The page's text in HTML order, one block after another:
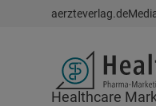
Schnellzugriff
aerzteverlag.de
Header
Healthcare